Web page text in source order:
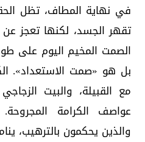
في نهاية المطاف، تظل
تقهر الجسد، لكنها تعجز
الصمت المخيم اليوم على
بل هو «صمت الاستعداد».
مع القبيلة، والبيت
عواصف الكرامة
والذين يحكمون بالترهيب،